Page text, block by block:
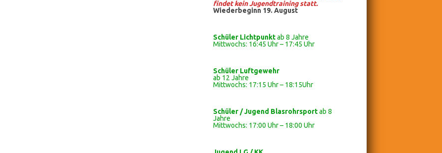
findet kein Jugendtraining statt.
Wiederbeginn 19. August
Schüler Lichtpunktab 8 Jahre
Mittwochs: 16:45 Uhr – 17:45 Uhr
Schüler Luftgewehr
ab 12 Jahre
Mittwochs: 17:15 Uhr – 18:15Uhr
Schüler / Jugend Blasrohrsportab 8
Jahre
Mittwochs: 17:00 Uhr – 18:00 Uhr